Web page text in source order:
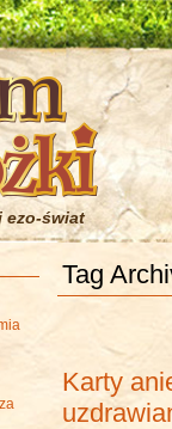
ezo-świat
Tag
Karty